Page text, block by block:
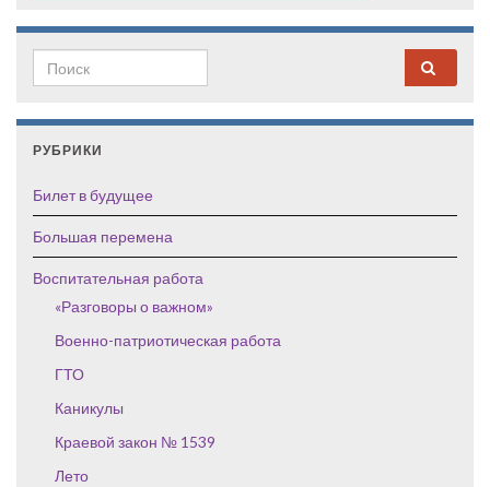
Search for:
РУБРИКИ
Билет в будущее
Большая перемена
Воспитательная работа
«Разговоры о важном»
Военно-патриотическая работа
ГТО
Каникулы
Краевой закон № 1539
Лето